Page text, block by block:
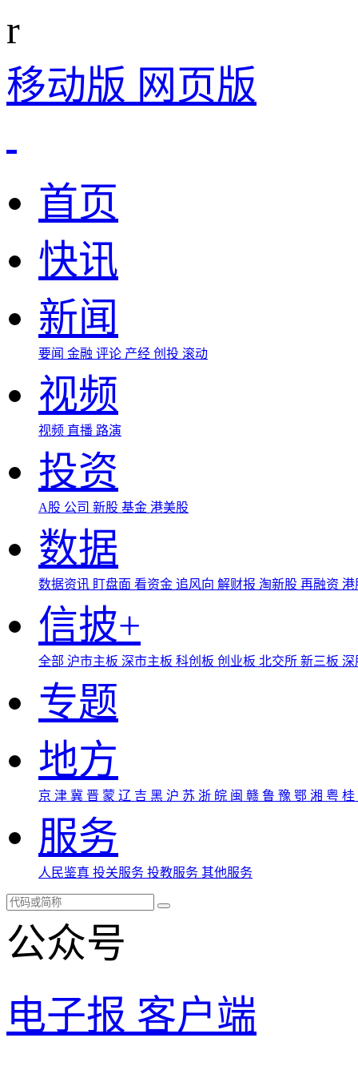
r
移动版 网页版
首页
快讯
新闻
要闻 金融 评论 产经 创投 滚动
视频
视频 直播 路演
投资
A股 公司 新股 基金 港美股
数据
数据资讯 盯盘面 看资金 追风向 解财报 淘新股 再融资
信披+
全部 沪市主板 深市主板 科创板 创业板 北交所 新三板
专题
地方
京 津 冀 晋 蒙 辽 吉 黑 沪 苏 浙 皖 闽 赣 鲁 豫 鄂 湘 粤 桂
服务
人民鉴真 投关服务 投教服务 其他服务
公众号
电子报 客户端